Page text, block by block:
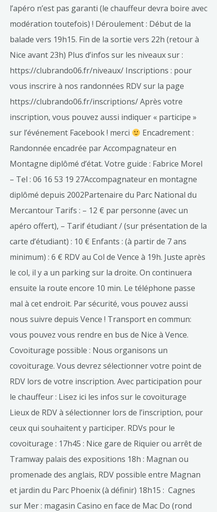
l’apéro n’est pas garanti (le chauffeur devra boire avec
modération toutefois) ! Déroulement : Début de la
balade vers 19h15. Fin de la sortie vers 22h (retour à
Nice avant 23h) Plus d’infos sur les niveaux sur :
https://clubrando06.fr/niveaux/ Inscriptions : pour
vous inscrire à nos randonnées RDV sur la page
https://clubrando06.fr/inscriptions/ Après votre
inscription, vous pouvez aussi indiquer « participe »
sur l’événement Facebook ! merci
Encadrement :
Randonnée encadrée par Accompagnateur en
Montagne diplômé d’état. Votre guide : Fabrice Morel
– Tel : 06 16 53 19 27Accompagnateur en montagne
diplômé depuis 2002Partenaire du Parc National du
Mercantour Tarifs : – 12 € par personne (avec un
apéro offert), – Tarif étudiant / (sur présentation de la
carte d’étudiant) : 10 € Enfants : (à partir de 7 ans
minimum) : 6 € RDV au Col de Vence à 19h. Juste après
le col, il y a un parking sur la droite. On continuera
ensuite la route encore 10 min. Le téléphone passe
mal à cet endroit. Par sécurité, vous pouvez aussi
nous suivre depuis Vence ! Transport en commun:
vous pouvez vous rendre en bus de Nice à Vence.
Covoiturage possible : Nous organisons un
covoiturage. Vous devrez sélectionner votre point de
RDV lors de votre inscription. Avec participation pour
le chauffeur : Lisez ici les infos sur le covoiturage
Lieux de RDV à sélectionner lors de l’inscription, pour
ceux qui souhaitent y participer. RDVs pour le
covoiturage : 17h45 : Nice gare de Riquier ou arrêt de
Tramway palais des expositions 18h : Magnan ou
promenade des anglais, RDV possible entre Magnan
et jardin du Parc Phoenix (à définir) 18h15 : Cagnes
sur Mer : magasin Casino en face de Mac Do (rond